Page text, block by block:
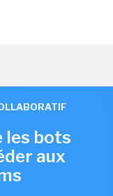
les bots
aux